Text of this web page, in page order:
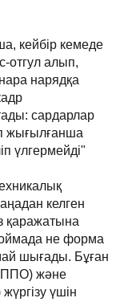
кейбір кемеде
отгул алып,
нарядқа
сардарлар
жығылғанша
үлгермейді"
келген
қаражатына
не форма
шығады. Бұған
(ППО) және
үшін